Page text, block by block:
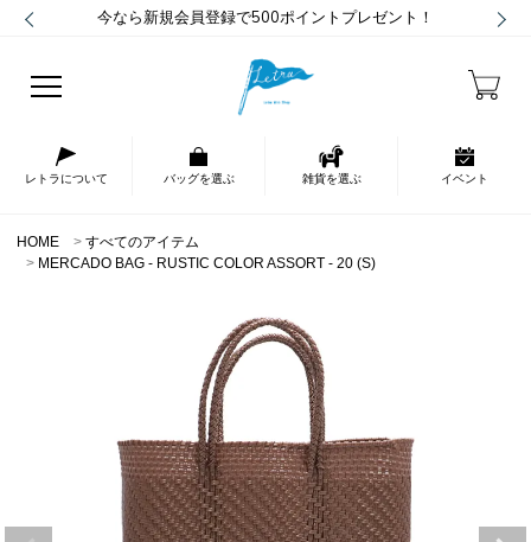
今なら新規会員登録で500ポイントプレゼント！
レトラについて バッグを選ぶ 雑貨を選ぶ イベント
HOME
すべてのアイテム
MERCADO BAG - RUSTIC COLOR ASSORT - 20 (S)